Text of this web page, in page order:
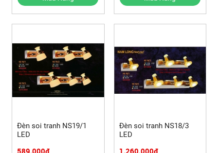
Đèn soi tranh NS19/1
LED
Đèn soi tranh NS18/3
LED